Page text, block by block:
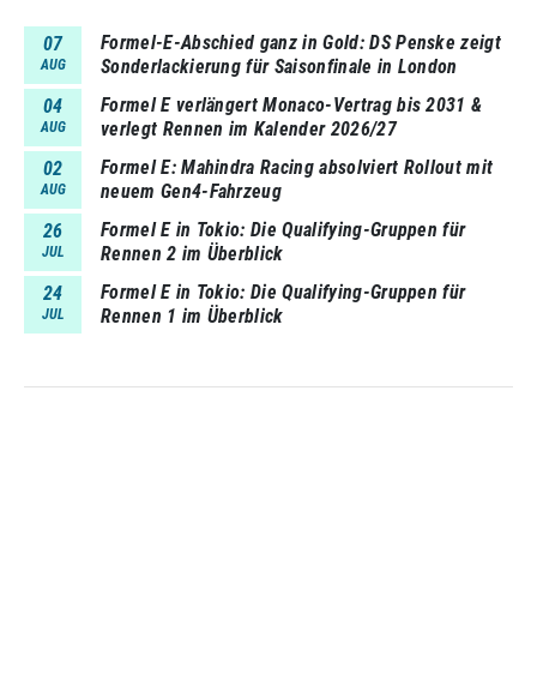
07
AUG
Formel-E-Abschied ganz in Gold: DS Penske zeigt
Sonderlackierung für Saisonfinale in London
04
AUG
Formel E verlängert Monaco-Vertrag bis 2031 &
verlegt Rennen im Kalender 2026/27
02
AUG
Formel E: Mahindra Racing absolviert Rollout mit
neuem Gen4-Fahrzeug
26
JUL
Formel E in Tokio: Die Qualifying-Gruppen für
Rennen 2 im Überblick
24
JUL
Formel E in Tokio: Die Qualifying-Gruppen für
Rennen 1 im Überblick